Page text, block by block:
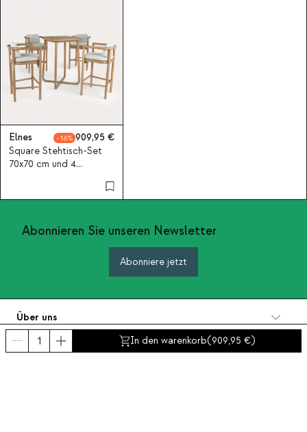
In den warenkorb(909,95 )
Elnes 16
909,95
Square Stehtisch-Set
70x70 cm und 4
Outdoor-Gewebe
Abonnieren Sie unseren Newsletter
Abonniere jetzt
Über uns
Kategorien
Kontakt und Hilfe